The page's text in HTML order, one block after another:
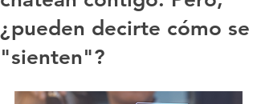
¿pueden decirte cómo se
"sienten"?